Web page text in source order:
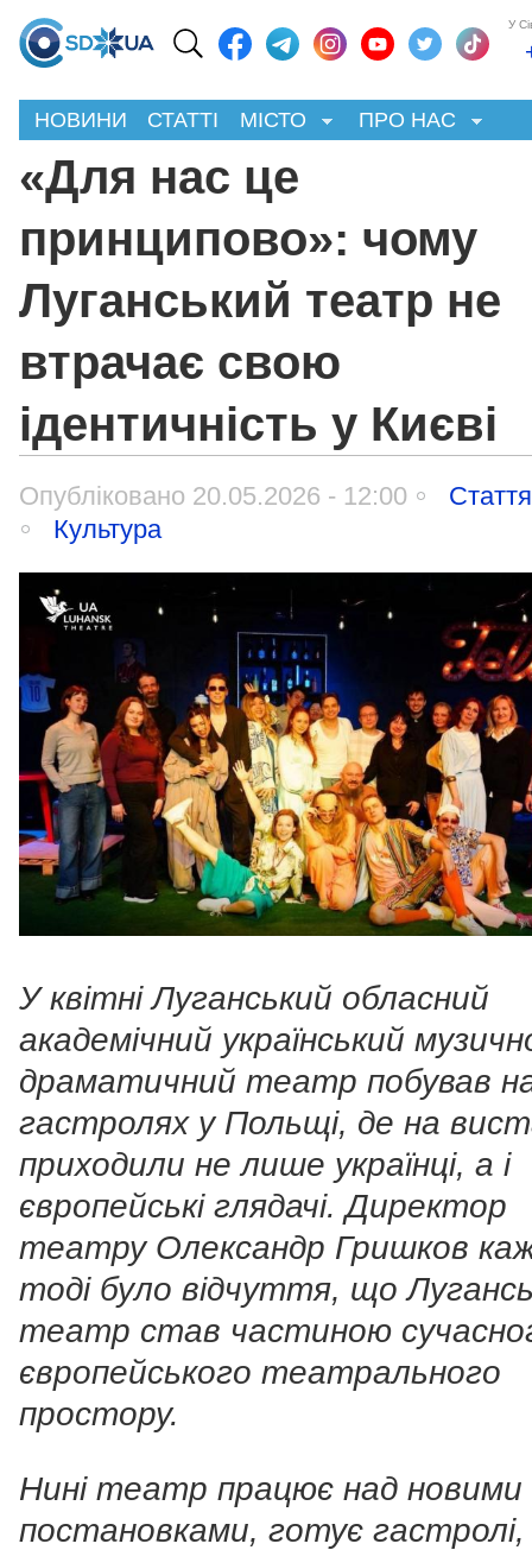
У
НОВИНИ СТАТТІ МІСТО ПРО НАС
«Для нас це
принципово»: чому
Луганський театр не
втрачає свою
ідентичність у Києві
Опубліковано 20.05.2026 - 12:00
Стаття
Культура
У квітні Луганський обласний
академічний український
драматичний театр побував
гастролях у Польщі, де на
приходили не лише українці, а і
європейські глядачі. Директор
театру Олександр Гришков
тоді було відчуття, що
театр став частиною
європейського театрального
простору.
Нині театр працює над новими
постановками, готує гастролі,